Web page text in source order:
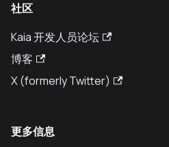
社区
Kaia 开发人员论坛
博客
X (formerly Twitter)
更多信息